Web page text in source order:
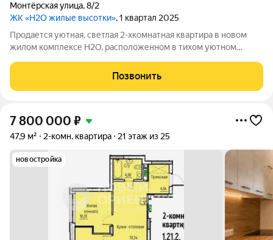
Монтёрская улица,8/2
ЖК «H2O жилые высотки», 1 квартал 2025
Продается уютная, светлая 2-хкомнатная квартира в новом
жилом комплексе Н2О, расположенном в тихом уютном
гостинная 16,5 кв.м, две комнаты 10 и 12 кв.м, совмещенный
санузел, теплый балкон. Вход
Позвонить
7 800 000 ₽
47,9 м² 2-комн. квартира 21 этаж из 25
новостройка